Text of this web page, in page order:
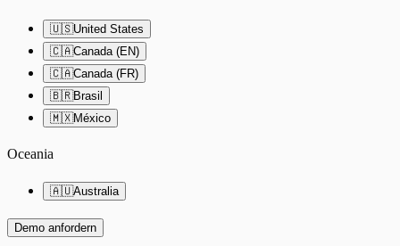
🇺🇸United States
🇨🇦Canada (EN)
🇨🇦Canada (FR)
🇧🇷Brasil
🇲🇽México
Oceania
🇦🇺Australia
Demo anfordern